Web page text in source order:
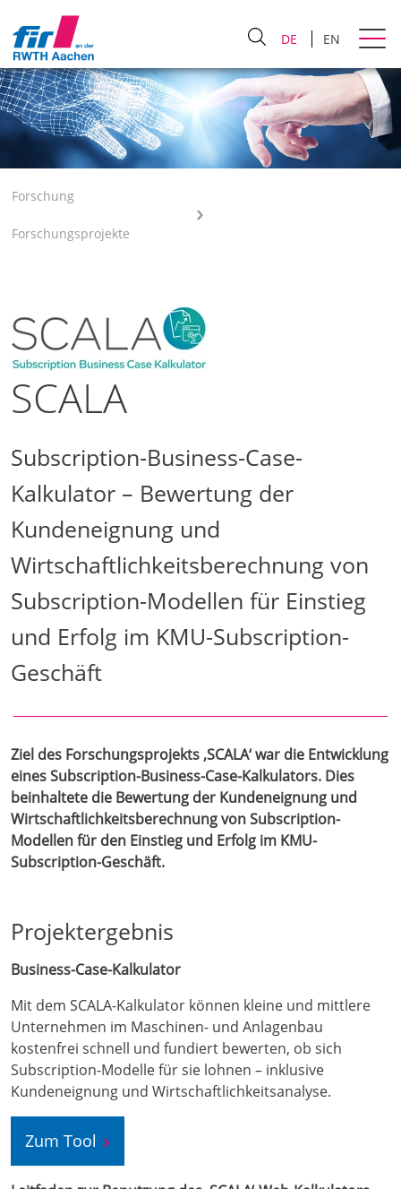
DE EN
Forschung
Forschungsprojekte
SCALA
Subscription-Business-Case-
Kalkulator – Bewertung der
Kundeneignung und
Wirtschaftlichkeitsberechnung von
Subscription-Modellen für Einstieg
und Erfolg im KMU-Subscription-
Geschäft
Ziel des Forschungsprojekts ‚SCALA‘ war die Entwicklung
eines Subscription-Business-Case-Kalkulators. Dies
beinhaltete die Bewertung der Kundeneignung und
Wirtschaftlichkeitsberechnung von Subscription-
Modellen für den Einstieg und Erfolg im KMU-
Subscription-Geschäft.
Projektergebnis
Business-Case-Kalkulator
Mit dem SCALA-Kalkulator können kleine und mittlere
Unternehmen im Maschinen- und Anlagenbau
kostenfrei schnell und fundiert bewerten, ob sich
Subscription-Modelle für sie lohnen – inklusive
Kundeneignung und Wirtschaftlichkeitsanalyse.​
Zum Tool